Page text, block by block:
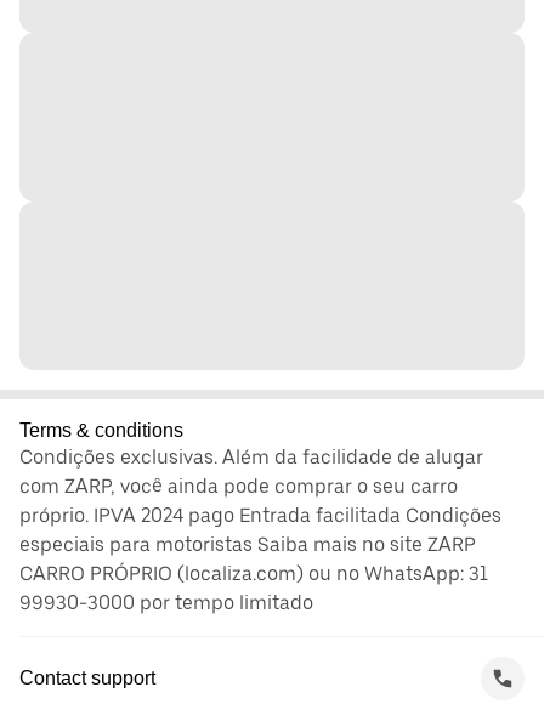
Terms & conditions
Condições exclusivas. Além da facilidade de alugar
com ZARP, você ainda pode comprar o seu carro
próprio. IPVA 2024 pago Entrada facilitada Condições
especiais para motoristas Saiba mais no site ZARP
CARRO PRÓPRIO (localiza.com) ou no WhatsApp: 31
99930-3000 por tempo limitado
Contact support